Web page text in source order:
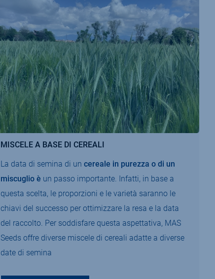
MISCELE A BASE DI CEREALI
La data di semina di uncereale in purezza o di un
miscuglio è un passo importante. Infatti, in base a
questa scelta, le proporzioni e le varietà saranno le
chiavi del successo per ottimizzare la resa e la data
del raccolto. Per soddisfare questa aspettativa, MAS
Seeds offre diverse miscele di cereali adatte a diverse
date di semina